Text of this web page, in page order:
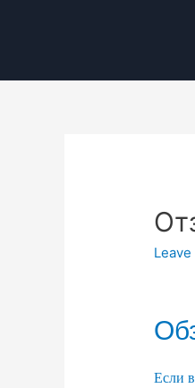
Если